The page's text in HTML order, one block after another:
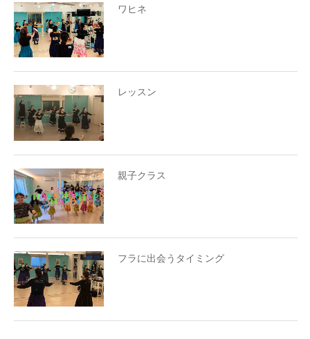
ワヒネ
レッスン
親子クラス
フラに出会うタイミング